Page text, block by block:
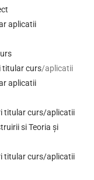
aplicatii
titular curs/aplicatii
aplicatii
titular curs/aplicatii
si Teoria și
titular curs/aplicatii